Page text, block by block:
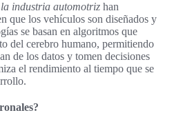
la industria automotriz han
que los vehículos son diseñados y
se basan en algoritmos que
del cerebro humano, permitiendo
de los datos y tomen decisiones
el rendimiento al tiempo que se